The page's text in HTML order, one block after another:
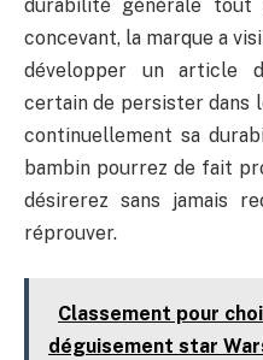
durabilité générale
concevant, la marque a
développer un article
certain de persister dans
continuellement sa
bambin pourrez de fait
désirerez sans jamais
réprouver.
Classement pour
déguisement star